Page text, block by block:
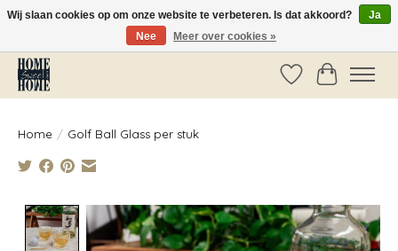
Vóór 14:00 besteld, dezelfde dag verzonden!
Verlanglijst
Home / Golf Ball Glass per stuk
Product image slideshow Items
Wij slaan cookies op om onze website te verbeteren. Is dat akkoord?
Ja
Nee
Meer over cookies »